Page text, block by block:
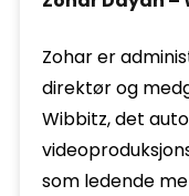
Zohar er
direktør og
Wibbitz, det
som ledende